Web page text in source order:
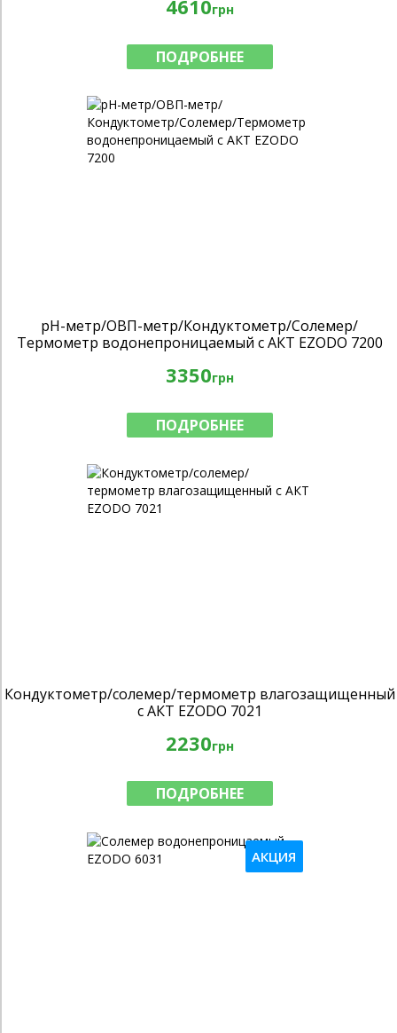
4610грн
ПОДРОБНЕЕ
рН-метр/ОВП-метр/Кондуктометр/Солемер/
Термометр водонепроницаемый с АКТ EZODO 7200
3350грн
ПОДРОБНЕЕ
Кондуктометр/солемер/термометр влагозащищенный
с АКТ EZODO 7021
2230грн
ПОДРОБНЕЕ
АКЦИЯ